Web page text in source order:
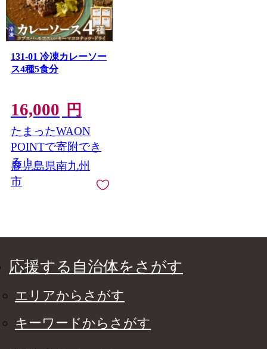
131-01 冷凍カレーソー
ス4種5食分
16,000 円
たまったWAON
POINTで寄附でき
る！
鹿児島県南九州
市
応援する自治体をさがす
エリアからさがす
キーワードからさがす